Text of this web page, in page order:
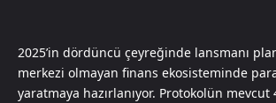
2025’in dördüncü çeyreğinde lansmanı
merkezi olmayan finans ekosisteminde
yaratmaya hazırlanıyor. Protokolün mevcut